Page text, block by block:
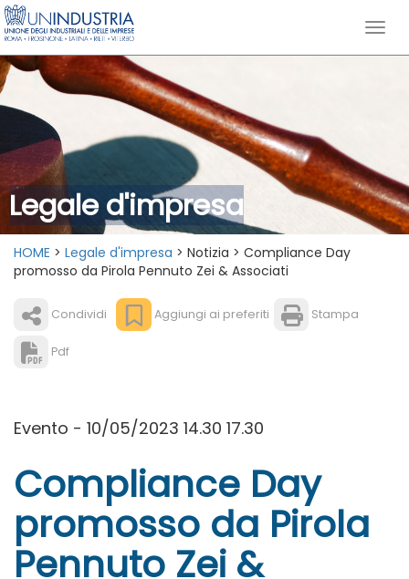
Legale d'impresa
HOME > Legale d'impresa > Notizia > Compliance Day
promosso da Pirola Pennuto Zei & Associati
Condividi Aggiungi ai preferiti Stampa
Pdf
Evento - 10/05/2023 14.30 17.30
Compliance Day
promosso da Pirola
Pennuto Zei &